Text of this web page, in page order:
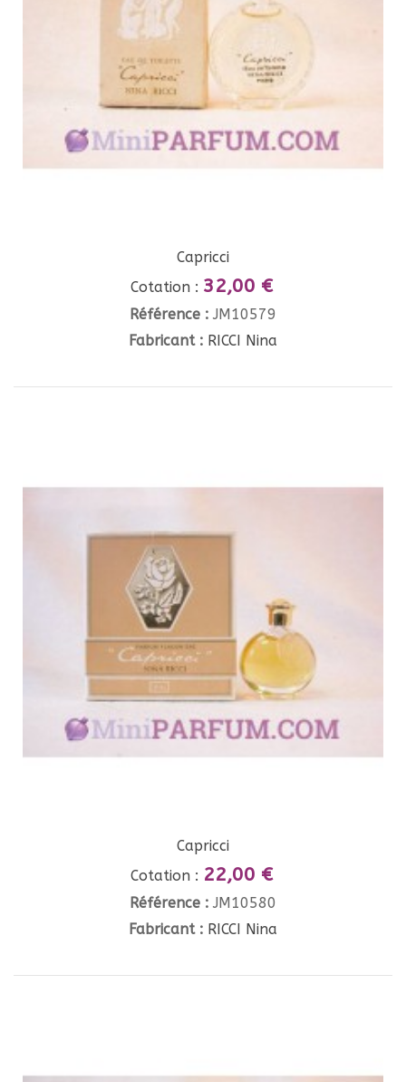
Capricci
Cotation : 32,00 €
Référence : JM10579
Fabricant : RICCI Nina
Capricci
Cotation : 22,00 €
Référence : JM10580
Fabricant : RICCI Nina